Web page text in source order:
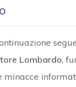
Lombardo,
minacce